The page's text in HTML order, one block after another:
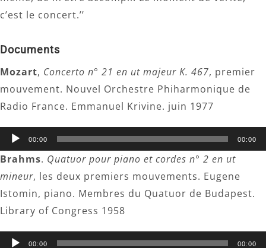
c’est le concert.’’
Documents
Mozart, Concerto n° 21 en ut majeur K. 467, premier
mouvement. Nouvel Orchestre Phiharmonique de
Radio France. Emmanuel Krivine. juin 1977
Lecteur
audio
00:00 00:00
Brahms. Quatuor pour piano et cordes n° 2 en ut
mineur, les deux premiers mouvements. Eugene
Istomin, piano. Membres du Quatuor de Budapest.
Library of Congress 1958
Lecteur00:00 00:00